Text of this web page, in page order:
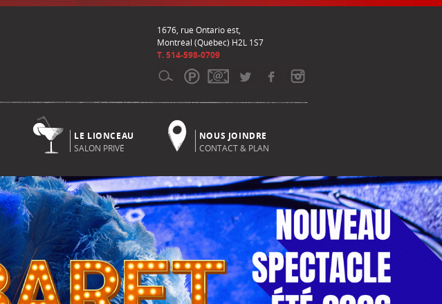
1676, rue Ontario est,
Montréal (Québec) H2L 1S7
T. 514-598-0709
LE LIONCEAU
SALON PRIVÉ
NOUS JOINDRE
CONTACT & PLAN